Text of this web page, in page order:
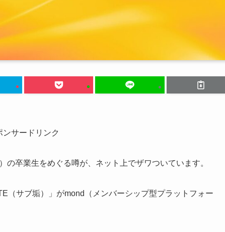
ンサードリンク
卒業生をめぐる噂が、ネット上でザワついています。
（サブ垢）」がmond（メンバーシップ型プラットフォー